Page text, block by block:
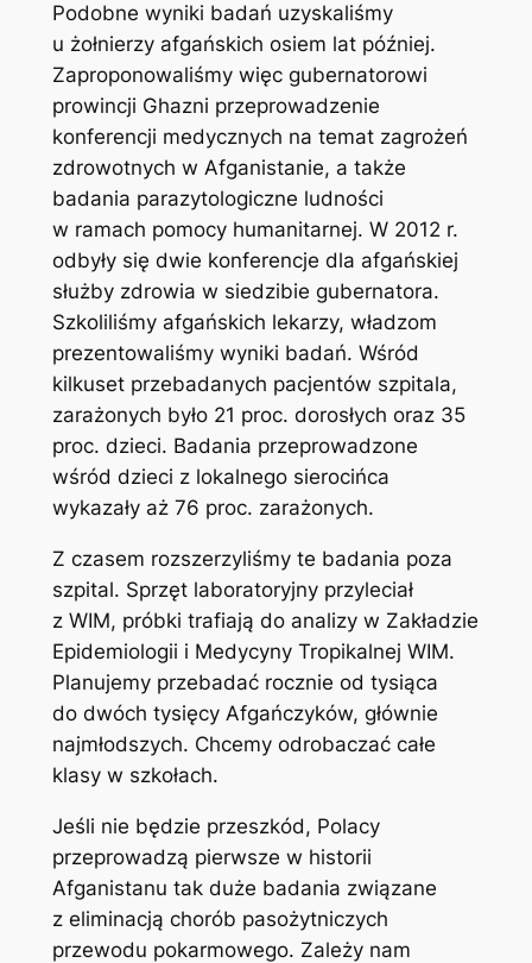
Podobne wyniki badań uzyskaliśmy
u żołnierzy afgańskich osiem lat później.
Zaproponowaliśmy więc gubernatorowi
prowincji Ghazni przeprowadzenie
konferencji medycznych na temat zagrożeń
zdrowotnych w Afganistanie, a także
badania parazytologiczne ludności
w ramach pomocy humanitarnej. W 2012 r.
odbyły się dwie konferencje dla afgańskiej
służby zdrowia w siedzibie gubernatora.
Szkoliliśmy afgańskich lekarzy, władzom
prezentowaliśmy wyniki badań. Wśród
kilkuset przebadanych pacjentów szpitala,
zarażonych było 21 proc. dorosłych oraz 35
proc. dzieci. Badania przeprowadzone
wśród dzieci z lokalnego sierocińca
wykazały aż 76 proc. zarażonych.
Z czasem rozszerzyliśmy te badania poza
szpital. Sprzęt laboratoryjny przyleciał
z WIM, próbki trafiają do analizy w Zakładzie
Epidemiologii i Medycyny Tropikalnej WIM.
Planujemy przebadać rocznie od tysiąca
do dwóch tysięcy Afgańczyków, głównie
najmłodszych. Chcemy odrobaczać całe
klasy w szkołach.
Jeśli nie będzie przeszkód, Polacy
przeprowadzą pierwsze w historii
Afganistanu tak duże badania związane
z eliminacją chorób pasożytniczych
przewodu pokarmowego. Zależy nam